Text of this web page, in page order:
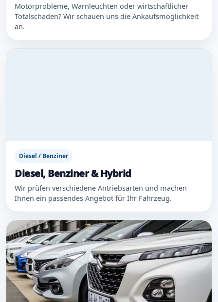
Motorprobleme, Warnleuchten oder wirtschaftlicher
Totalschaden? Wir schauen uns die Ankaufsmöglichkeit
an.
Diesel / Benziner
Diesel, Benziner & Hybrid
Wir prüfen verschiedene Antriebsarten und machen
Ihnen ein passendes Angebot für Ihr Fahrzeug.